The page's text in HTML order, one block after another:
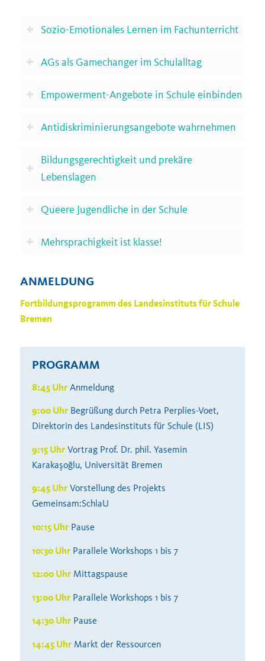
Sozio-Emotionales Lernen im Fachunterricht
AGs als Gamechanger im Schulalltag
Empowerment-Angebote in Schule einbinden
Antidiskriminierungsangebote wahrnehmen
Bildungsgerechtigkeit und prekäre
Lebenslagen
Queere Jugendliche in der Schule
Mehrsprachigkeit ist klasse!
ANMELDUNG
Fortbildungsprogramm des Landesinstituts für Schule
Bremen
PROGRAMM
8:45 UhrAnmeldung
9:00 UhrBegrüßung durch Petra Perplies-Voet,
Direktorin des Landesinstituts für Schule (LIS)
9:15 UhrVortrag Prof. Dr. phil. Yasemin
Karakaşoğlu, Universität Bremen
9:45 UhrVorstellung des Projekts
Gemeinsam:SchlaU
10:15 UhrPause
10:30 UhrParallele Workshops 1 bis 7
12:00 UhrMittagspause
13:00 UhrParallele Workshops 1 bis 7
14:30 UhrPause
14:45 UhrMarkt der Ressourcen